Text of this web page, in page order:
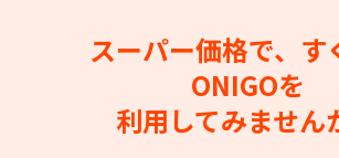
スーパー価格で、す
ONIGOを
利用してみません